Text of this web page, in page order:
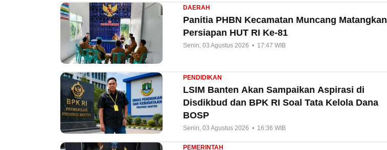
DAERAH
Panitia PHBN Kecamatan Muncang Matangkan
Persiapan HUT RI Ke-81
Senin, 03 Agustus 2026 • 17:47 WIB
PENDIDIKAN
LSIM Banten Akan Sampaikan Aspirasi di
Disdikbud dan BPK RI Soal Tata Kelola Dana
BOSP
Senin, 03 Agustus 2026 • 16:36 WIB
PEMERINTAH